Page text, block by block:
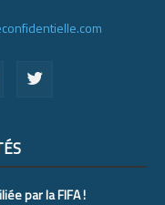
par la FIFA !